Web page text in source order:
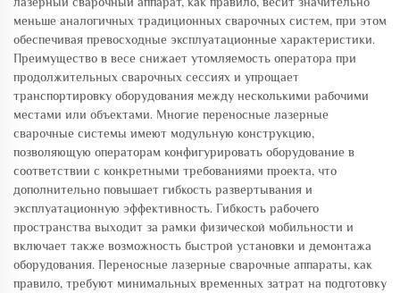
меньше аналогичных традиционных сварочных систем, при этом
обеспечивая превосходные эксплуатационные характеристики.
Преимущество в весе снижает утомляемость оператора при
продолжительных сварочных сессиях и упрощает
транспортировку оборудования между несколькими рабочими
местами или объектами. Многие переносные лазерные
сварочные системы имеют модульную конструкцию,
позволяющую операторам конфигурировать оборудование в
соответствии с конкретными требованиями проекта, что
дополнительно повышает гибкость развертывания и
эксплуатационную эффективность. Гибкость рабочего
пространства выходит за рамки физической мобильности и
включает также возможность быстрой установки и демонтажа
оборудования. Переносные лазерные сварочные аппараты, как
правило, требуют минимальных временных затрат на подготовку